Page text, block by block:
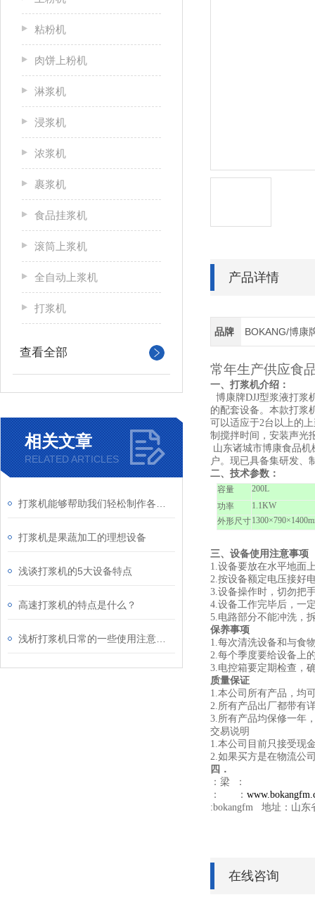
粘粉机
肉饼上粉机
淋浆机
浸浆机
浓浆机
裹浆机
食品挂浆机
滚筒上浆机
全自动上浆机
打浆机
查看全部
相关文章
RELATED ARTICLES
打浆机是果蔬加工的理想设备
浅谈打浆机的5大设备特点
高速打浆机的特点是什么？
产品详情
品牌 BOKANG/博康
常年生产供应
一、打浆机介绍：
博康牌DJJ型浆液打浆
的配套设备。本款打浆
可以适应于2台以上的
制搅拌时间，安装声光
山东诸城市博康食品
户。现已具备集研发、
二、技术参数：
容量
200L
功率
1.1KW
外形尺寸
三、设备使用注意事项
1.设备要放在水平地面
2.按设备额定电压接好
3.设备操作时，切勿把
4.设备工作完毕后，一
5.电路部分不能冲洗，
保养事项
1.每次清洗设备和与食
2.每个季度要给设备上
3.电控箱要定期检查，
质量保证
1.本公司所有产品，均
2.所有产品出厂都带有
3.所有产品均保修一年
交易说明
1.本公司目前只接受现
2.如果买方是在物流公
四．
：梁 ：
： ：
:bokangfm 地址：山东
在线咨询